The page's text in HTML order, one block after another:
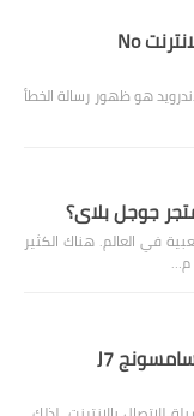
حل مشكلة لا يوجد اتصال بالانترنت No
هو ظهور رسالة الخطأ
في العالم. هناك الكثير
م…
حل مشكلة الواي فاي في سامسونج J7